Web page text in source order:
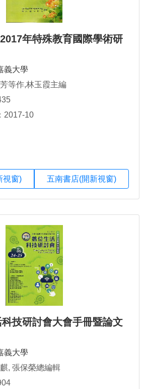
年特殊教育國際學術研
義大學
等作,林玉霞主編
2017-10
視窗) 五南書店(開新視窗)
技研討會大會手冊暨論文
義大學
, 張保榮總編輯